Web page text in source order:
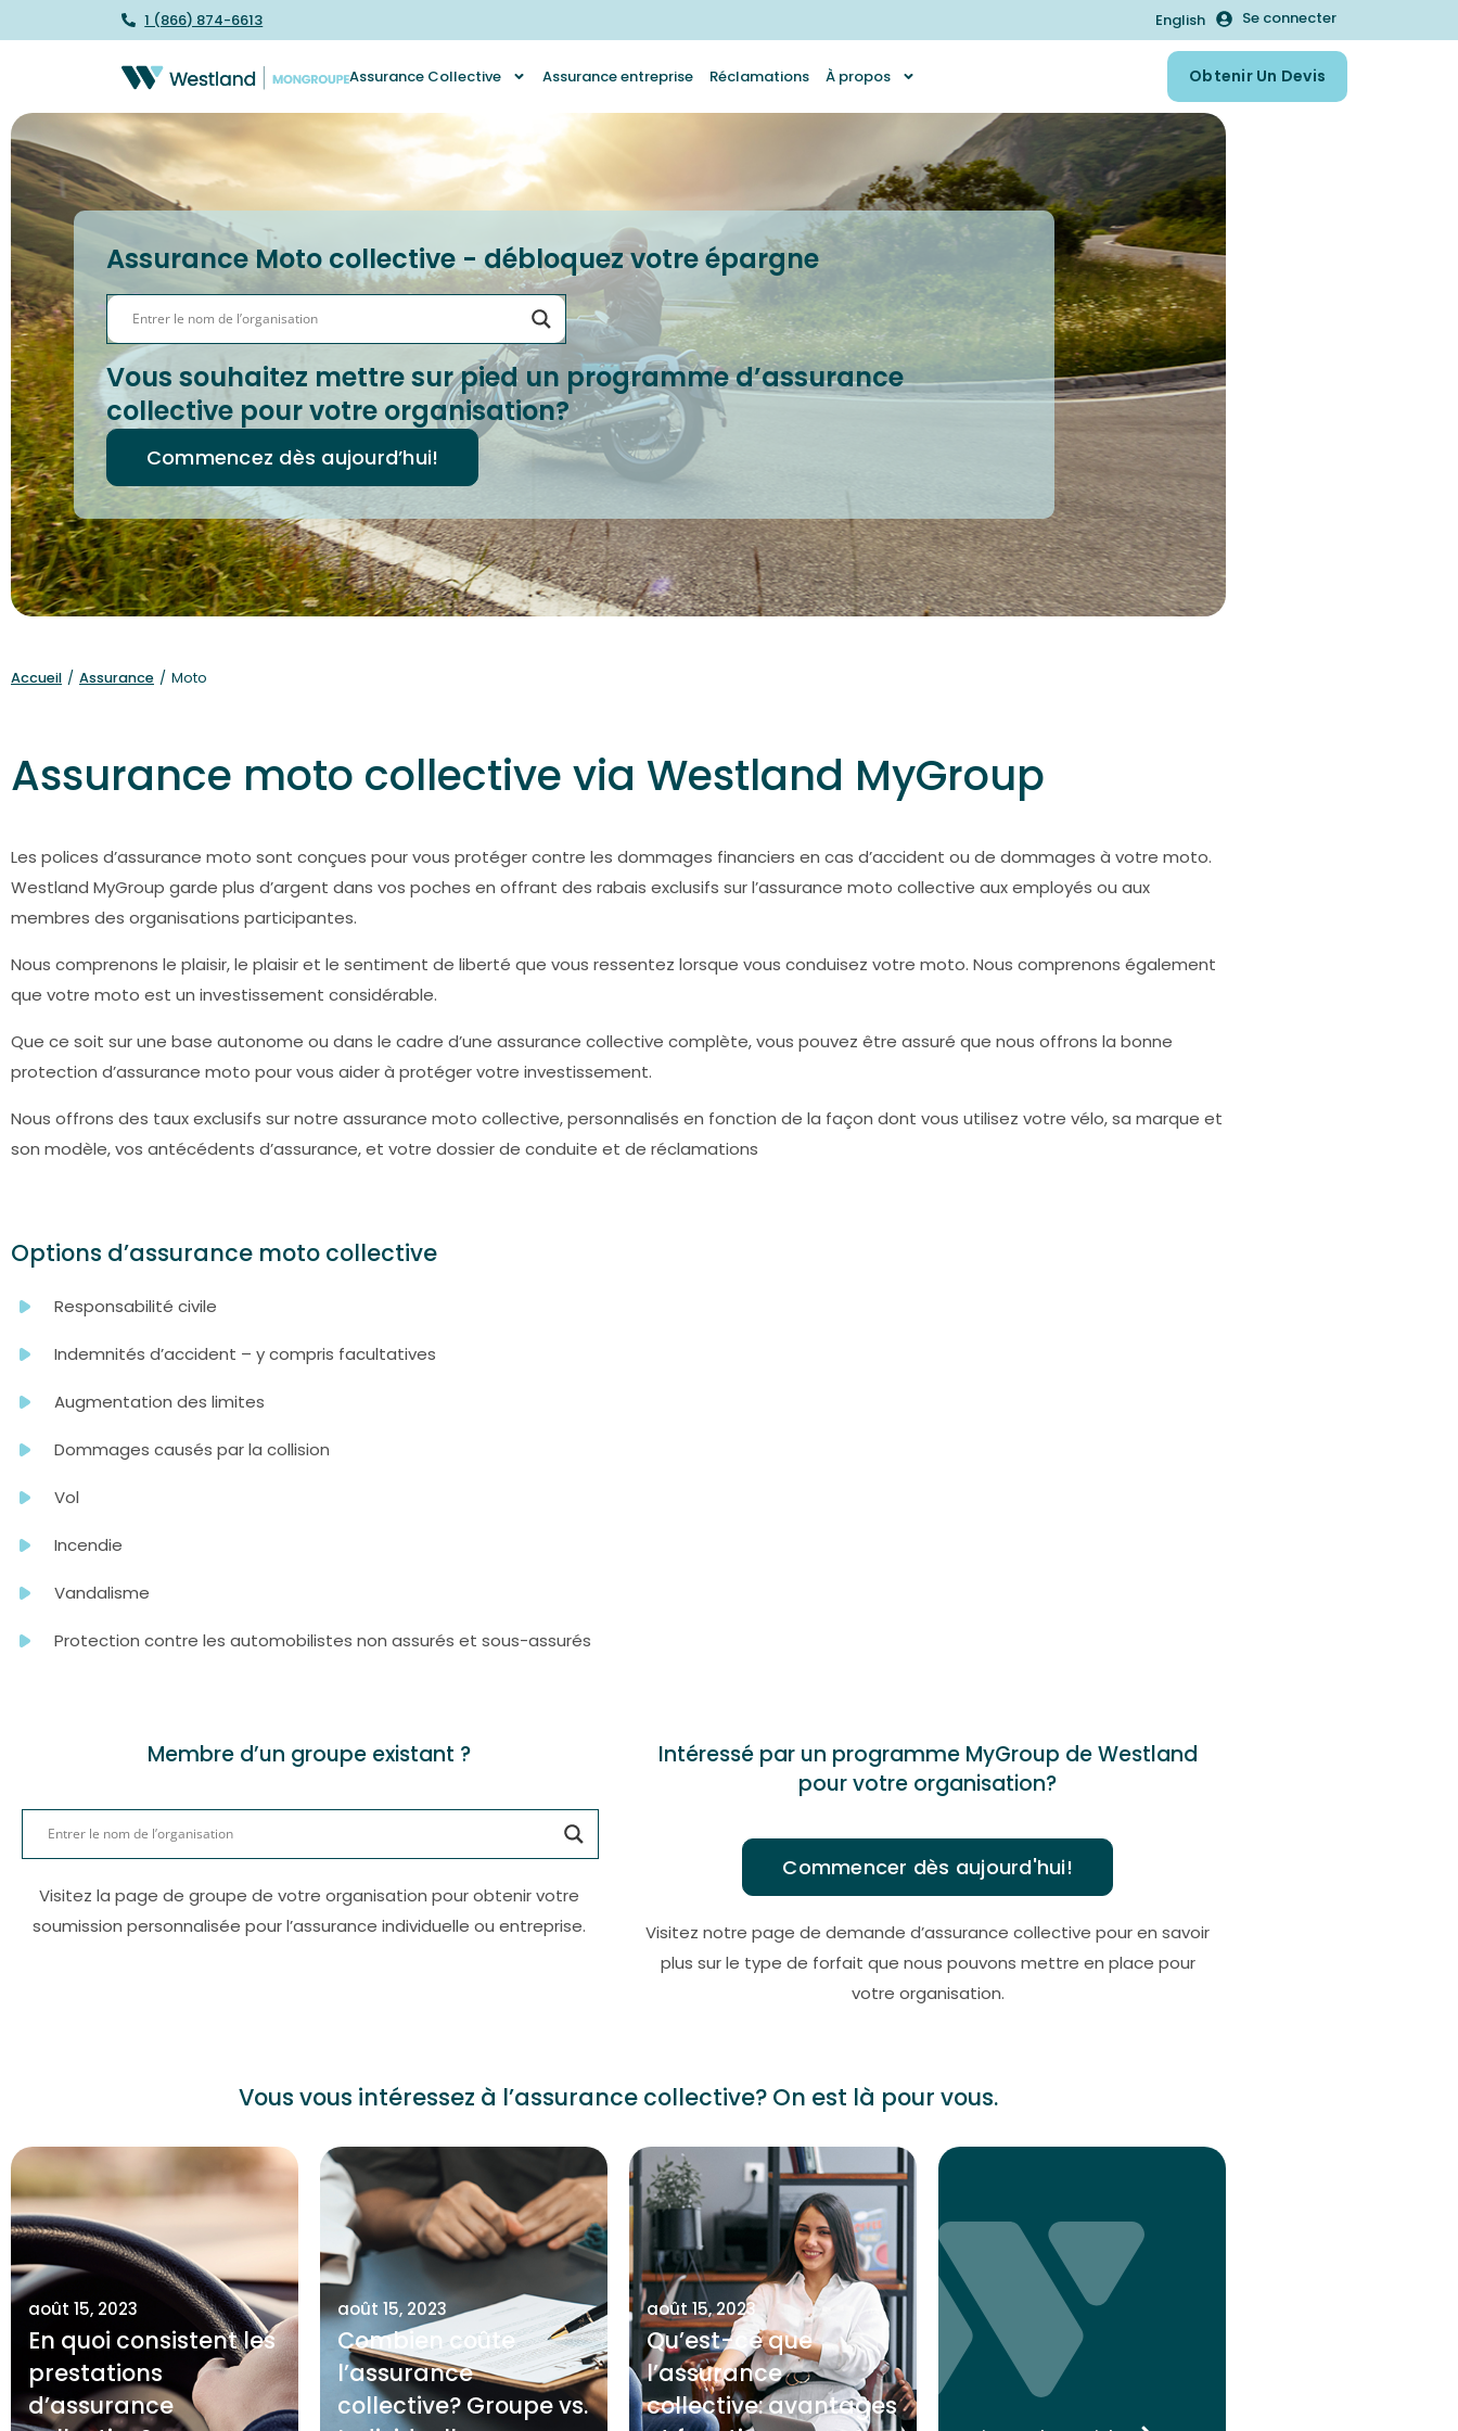
1 (866) 874-6613 Se connecter
English
Assurance Collective Assurance entreprise Réclamations À propos Obtenir Un Devis
Assurance Moto collective - débloquez votre épargne
Vous souhaitez mettre sur pied un programme d’assurance
collective pour votre organisation?
Commencez dès aujourd’hui!
Accueil / Assurance / Moto
Assurance moto collective via Westland MyGroup
Les polices d’assurance moto sont conçues pour vous protéger contre les dommages financiers en cas d’accident ou de dommages à votre moto.
Westland MyGroup garde plus d’argent dans vos poches en offrant des rabais exclusifs sur l’assurance moto collective aux employés ou aux
membres des organisations participantes.
Nous comprenons le plaisir, le plaisir et le sentiment de liberté que vous ressentez lorsque vous conduisez votre moto. Nous comprenons également
que votre moto est un investissement considérable.
Que ce soit sur une base autonome ou dans le cadre d’une assurance collective complète, vous pouvez être assuré que nous offrons la bonne
protection d’assurance moto pour vous aider à protéger votre investissement.
Nous offrons des taux exclusifs sur notre assurance moto collective, personnalisés en fonction de la façon dont vous utilisez votre vélo, sa marque et
son modèle, vos antécédents d’assurance, et votre dossier de conduite et de réclamations
Options d’assurance moto collective
Responsabilité civile
Indemnités d’accident – y compris facultatives
Augmentation des limites
Dommages causés par la collision
Vol
Incendie
Vandalisme
Protection contre les automobilistes non assurés et sous-assurés
Membre d’un groupe existant ?
Visitez la page de groupe de votre organisation pour obtenir votre
soumission personnalisée pour l’assurance individuelle ou entreprise.
Intéressé par un programme MyGroup de Westland
pour votre organisation?
Commencer dès aujourd'hui!
Visitez notre page de demande d’assurance collective pour en savoir
plus sur le type de forfait que nous pouvons mettre en place pour
votre organisation.
Vous vous intéressez à l’assurance collective? On est là pour vous.
août 15, 2023
En quoi consistent les
prestations
d’assurance
août 15, 2023
Combien coûte
l’assurance
collective? Groupe vs.
août 15, 2023
Qu’est-ce que
l’assurance
collective: avantages